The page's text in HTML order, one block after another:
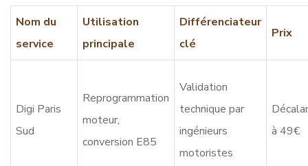
Nom du
service
Utilisation
principale
Différenciateur
clé
Prix
Digi Paris
Sud
Reprogrammation
moteur,
conversion E85
Validation
technique par
ingénieurs
motoristes
à 49€